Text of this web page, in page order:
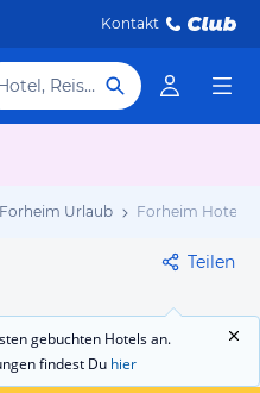
Kontakt
Hotel, Reiseziel
Forheim Urlaub Forheim Hotels
Teilen
gebuchten Hotels an.
findest Du hier